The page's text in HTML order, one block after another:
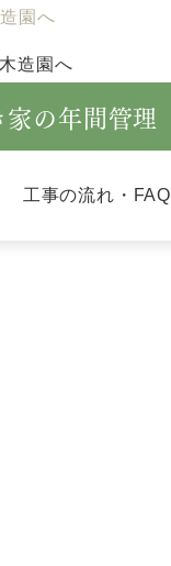
園へ
家の年間管理
工事の流れ・FAQ